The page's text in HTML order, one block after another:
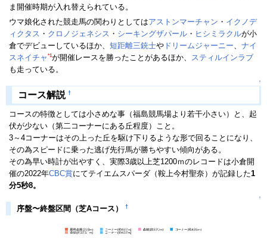
ま開催時期が入れ替えられている。
ウマ娘化された競走馬の関わりとしてはアストンマーチャン ・ イクノデ
ィクタス ・ クロノジェネシス ・ シーキングザパール ・ ヒシミラクルが小
倉でデビューしているほか、 短距離三銃士や ドリームジャーニー
ナイ
スネイチャ *1が開催レースを勝ったことがあるほか、
スティルインラブ
も走っている。
↑
コース解説 †
コースの特徴としては小さめな事（福島競馬場より若干小さい）と、起
伏が少ない（第二コーナーにある丘程度）こと。
3～4コーナーはその上った丘を駆け下りるような形で回ることになり、
その為スピードに乗った逃げ先行馬が勝ちやすい傾向がある。
その為早い時計が出やすく、実際3歳以上芝1200ｍのレコードは小倉開
催の2022年CBC賞にてテイエムスパーダ（鞍上今村聖奈）が記録した1
分5秒8。
↑
序盤〜終盤区間（芝Aコース） †